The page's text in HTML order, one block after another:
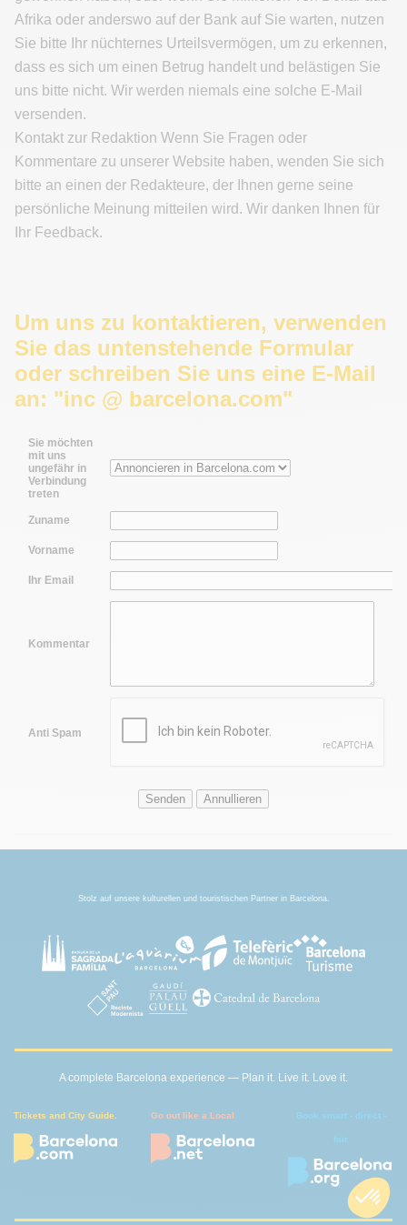
Afrika oder anderswo auf der Bank auf Sie warten, nutzen
Sie bitte Ihr nüchternes Urteilsvermögen, um zu erkennen,
dass es sich um einen Betrug handelt und belästigen Sie
uns bitte nicht. Wir werden niemals eine solche E-Mail
versenden.
Kontakt zur Redaktion Wenn Sie Fragen oder
Kommentare zu unserer Website haben, wenden Sie sich
bitte an einen der Redakteure, der Ihnen gerne seine
persönliche Meinung mitteilen wird. Wir danken Ihnen für
Ihr Feedback.
Um uns zu kontaktieren, verwenden
Sie das untenstehende Formular
oder schreiben Sie uns eine E-Mail
an: "inc @ barcelona.com"
Stolz auf unsere kulturellen und touristischen Partner in Barcelona.
A complete Barcelona experience — Plan it. Live it. Love it.
Tickets and City Guide. Go out like a Local Book smart - direct -
fair